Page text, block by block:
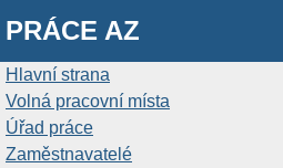
PRÁCE AZ
Hlavní strana
Volná pracovní místa
Úřad práce
Zaměstnavatelé